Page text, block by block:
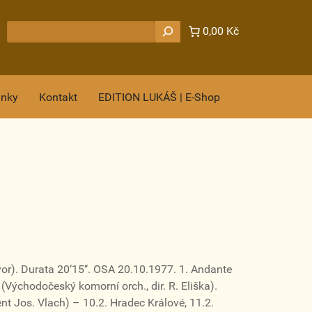
0,00 Kč
Kontakt EDITION LUKÁŠ | E-Shop
Durata 20‘15‘‘. OSA 20.10.1977. 1. Andante
(Východočeský komorní orch., dir. R. Eliška).
Jos. Vlach) – 10.2. Hradec Králové, 11.2.